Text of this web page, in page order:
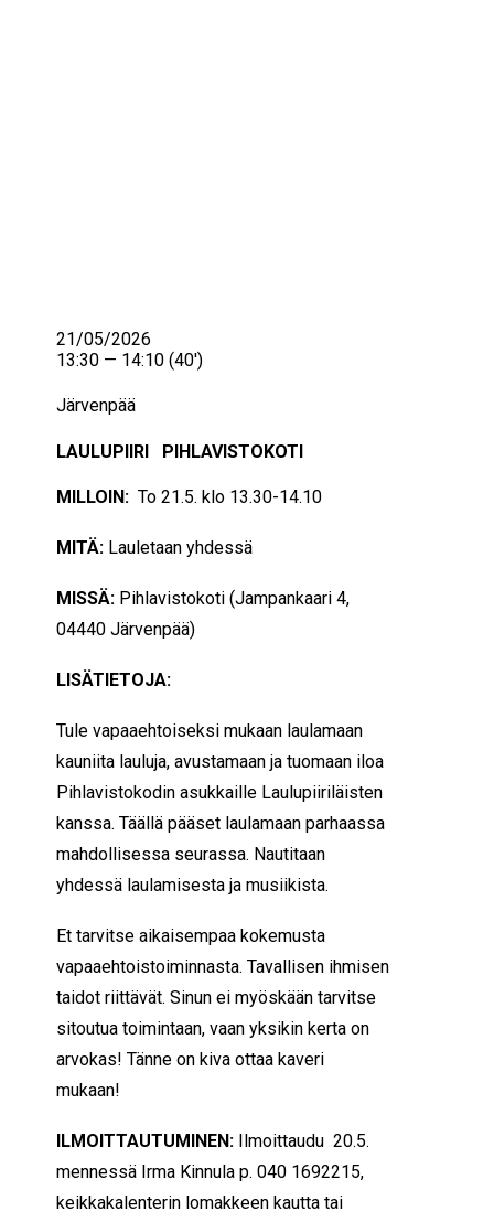
LAULUPIIRI PIHLAVISTOKOTI
MILLOIN: To 21.5. klo 13.30-14.10
MITÄ: Lauletaan yhdessä
MISSÄ: Pihlavistokoti (Jampankaari 4,
04440 Järvenpää)
LISÄTIETOJA:
Tule vapaaehtoiseksi mukaan laulamaan
kauniita lauluja, avustamaan ja tuomaan iloa
Pihlavistokodin asukkaille Laulupiiriläisten
kanssa. Täällä pääset laulamaan parhaassa
mahdollisessa seurassa. Nautitaan
yhdessä laulamisesta ja musiikista.
Et tarvitse aikaisempaa kokemusta
vapaaehtoistoiminnasta. Tavallisen ihmisen
taidot riittävät. Sinun ei myöskään tarvitse
sitoutua toimintaan, vaan yksikin kerta on
arvokas! Tänne on kiva ottaa kaveri
mukaan!
ILMOITTAUTUMINEN: Ilmoittaudu 20.5.
mennessä Irma Kinnula p. 040 1692215,
keikkakalenterin lomakkeen kautta tai
21/05/2026
13:30 — 14:10 (40′)
Järvenpää